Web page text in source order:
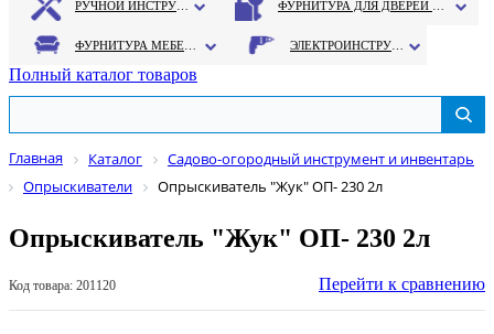
Полный каталог товаров
Главная Каталог
Садово-огородный инструмент и инвентарь
Опрыскиватели
Опрыскиватель "Жук" ОП- 230 2л
Опрыскиватель "Жук" ОП- 230 2л
Код товара: 201120 Перейти к сравнению